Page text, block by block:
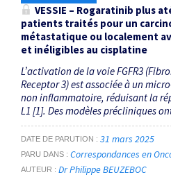
VESSIE – Rogaratinib plus
patients traités pour un
métastatique ou localement
et inéligibles au cisplatine
L’activation de la voie FGFR3
Receptor 3) est associée à un
non inflammatoire, réduisant la
L1 [1]. Des modèles précliniques
DATE DE PARUTION 31 mars 2025
PARU DANS Correspondances en
AUTEUR Dr Philippe BEUZEBOC